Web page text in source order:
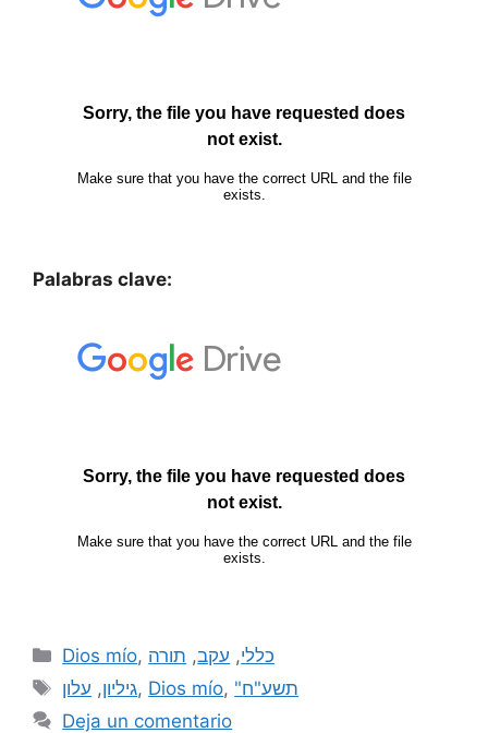
Palabras clave:
Dios mío, כללי, עקב, תורה
גיליון, עלון , Dios mío,
"תשע"ח
Deja un comentario